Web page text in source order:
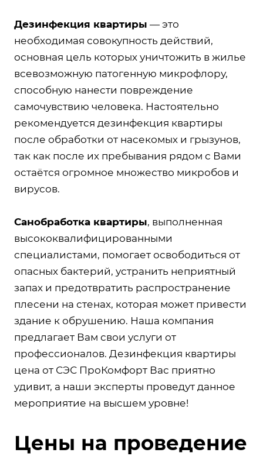
Дезинфекция квартиры — это
необходимая совокупность действий,
основная цель которых уничтожить в жилье
всевозможную патогенную микрофлору,
способную нанести повреждение
самочувствию человека. Настоятельно
рекомендуется дезинфекция квартиры
после обработки от насекомых и грызунов,
так как после их пребывания рядом с Вами
остаётся огромное множество микробов и
вирусов.
Санобработка квартиры, выполненная
высококвалифицированными
специалистами, помогает освободиться от
опасных бактерий, устранить неприятный
запах и предотвратить распространение
плесени на стенах, которая может привести
здание к обрушению. Наша компания
предлагает Вам свои услуги от
профессионалов. Дезинфекция квартиры
цена от СЭС ПроКомфорт Вас приятно
удивит, а наши эксперты проведут данное
мероприятие на высшем уровне!
Цены на проведение